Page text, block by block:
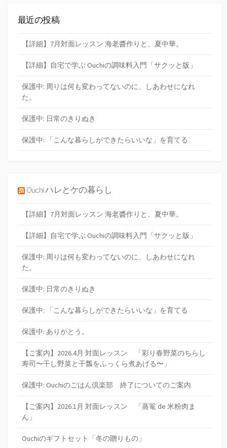
最近の投稿
【詳細】7月対面レッスン 海老醬作りと、夏中華。
【詳細】自宅で学ぶ Ouchiの調味料入門「サクッと版」
保護中: 周りは何も変わってないのに、しあわせになれ
た。
保護中: 日常のきりぬき
保護中: 「こんな暮らしができたらいいな」を育てる
Ouchi ハレとケの暮らし
【詳細】7月対面レッスン 海老醬作りと、夏中華。
【詳細】自宅で学ぶ Ouchiの調味料入門「サクッと版」
保護中: 周りは何も変わってないのに、しあわせになれ
た。
保護中: 日常のきりぬき
保護中: 「こんな暮らしができたらいいな」を育てる
保護中: ありがとう。
【ご案内】2026.4月 対面レッスン 「彩り春野菜のちらし
寿司〜干し野菜と干瓢をふっくら煮あげる〜」
保護中: Ouchiのごはん倶楽部 終了についてのご案内
【ご案内】2026.1月 対面レッスン 「蒸篭 de 米粉肉ま
ん」
Ouchiのギフトセット「冬の贈りもの」